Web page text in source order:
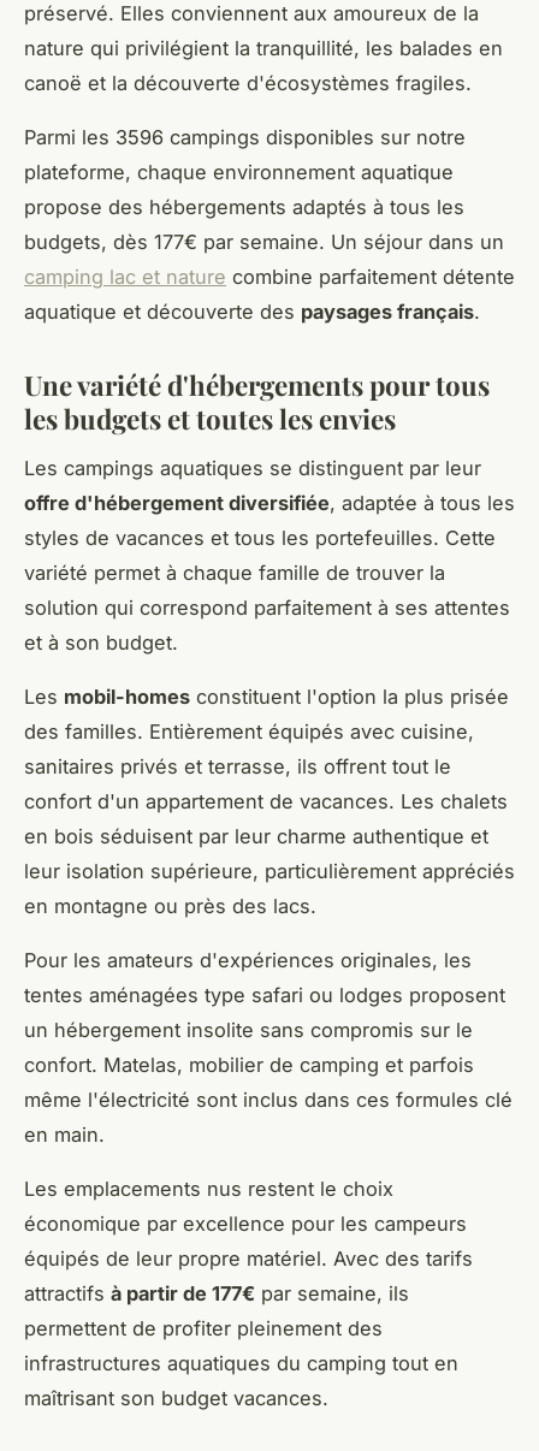
préservé. Elles conviennent aux amoureux de la
nature qui privilégient la tranquillité, les balades en
canoë et la découverte d'écosystèmes fragiles.
Parmi les 3596 campings disponibles sur notre
plateforme, chaque environnement aquatique
propose des hébergements adaptés à tous les
budgets, dès 177€ par semaine. Un séjour dans un
camping lac et nature combine parfaitement détente
aquatique et découverte des paysages français.
Une variété d'hébergements pour tous
les budgets et toutes les envies
Les campings aquatiques se distinguent par leur
offre d'hébergement diversifiée, adaptée à tous les
styles de vacances et tous les portefeuilles. Cette
variété permet à chaque famille de trouver la
solution qui correspond parfaitement à ses attentes
et à son budget.
Les mobil-homes constituent l'option la plus prisée
des familles. Entièrement équipés avec cuisine,
sanitaires privés et terrasse, ils offrent tout le
confort d'un appartement de vacances. Les chalets
en bois séduisent par leur charme authentique et
leur isolation supérieure, particulièrement appréciés
en montagne ou près des lacs.
Pour les amateurs d'expériences originales, les
tentes aménagées type safari ou lodges proposent
un hébergement insolite sans compromis sur le
confort. Matelas, mobilier de camping et parfois
même l'électricité sont inclus dans ces formules clé
en main.
Les emplacements nus restent le choix
économique par excellence pour les campeurs
équipés de leur propre matériel. Avec des tarifs
attractifs à partir de 177€ par semaine, ils
permettent de profiter pleinement des
infrastructures aquatiques du camping tout en
maîtrisant son budget vacances.